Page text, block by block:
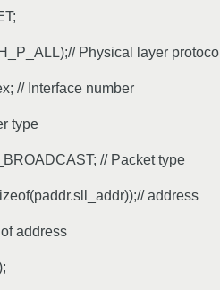
Physical layer protocol
// Interface number
type
// Packet type
address
address